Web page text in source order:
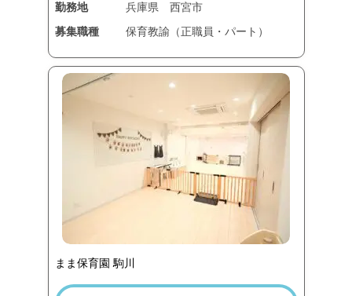
勤務地 兵庫県
西宮市
募集職種
保育教諭（正職員・パート）
まま保育園 駒川